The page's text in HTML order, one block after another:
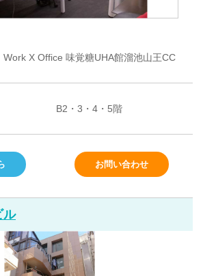
Work X Office 味覚糖UHA館溜池山王CC
B2・3・4・5階
お問い合わせ
ル